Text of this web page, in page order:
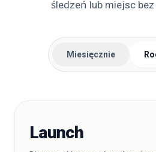
🇵🇱PL
śledzeń lub miejsc bez
Miesięcznie
Launch